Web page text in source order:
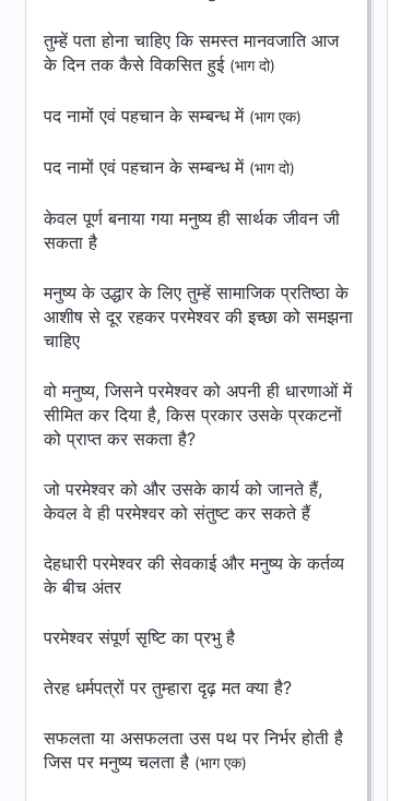
तुम्हें पता होना चाहिए कि समस्त मानवजाति आज
के दिन तक कैसे विकसित हुई (भाग दो)
पद नामों एवं पहचान के सम्बन्ध में (भाग एक)
पद नामों एवं पहचान के सम्बन्ध में (भाग दो)
केवल पूर्ण बनाया गया मनुष्य ही सार्थक जीवन जी
सकता है
मनुष्य के उद्धार के लिए तुम्हें सामाजिक प्रतिष्ठा के
आशीष से दूर रहकर परमेश्वर की इच्छा को समझना
चाहिए
वो मनुष्य, जिसने परमेश्वर को अपनी ही धारणाओं में
सीमित कर दिया है, किस प्रकार उसके प्रकटनों
को प्राप्त कर सकता है?
जो परमेश्वर को और उसके कार्य को जानते हैं,
केवल वे ही परमेश्वर को संतुष्ट कर सकते हैं
देहधारी परमेश्वर की सेवकाई और मनुष्य के कर्तव्य
के बीच अंतर
परमेश्वर संपूर्ण सृष्टि का प्रभु है
तेरह धर्मपत्रों पर तुम्हारा दृढ़ मत क्या है?
सफलता या असफलता उस पथ पर निर्भर होती है
जिस पर मनुष्य चलता है (भाग एक)